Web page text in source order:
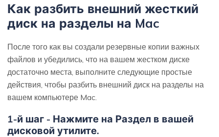
Как разбить внешний жесткий
диск на разделы на Mac
После того как вы создали резервные копии важных
файлов и убедились, что на вашем жестком диске
достаточно места, выполните следующие простые
действия, чтобы разбить внешний диск на разделы на
вашем компьютере Mac.
1-й шаг - Нажмите на Раздел в вашей
дисковой утилите.